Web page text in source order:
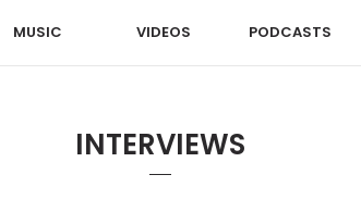
MUSIC VIDEOS PODCASTS
INTERVIEWS